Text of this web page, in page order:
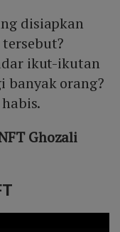
disiapkan
ikut-ikutan
banyak orang?
Ghozali